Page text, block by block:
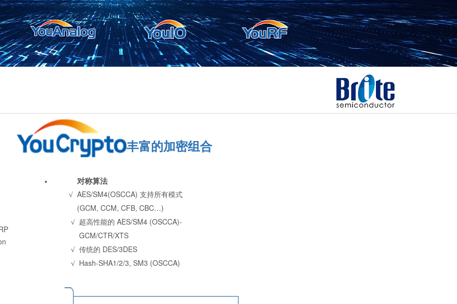
丰富的加密组合
对称算法
√ AES/SM4(OSCCA) 支持所有模式
(GCM, CCM, CFB, CBC…)
√ 超高性能的 AES/SM4 (OSCCA)-
GCM/CTR/XTS
√ 传统的 DES/3DES
√
Hash-SHA1/2/3, SM3 (OSCCA)